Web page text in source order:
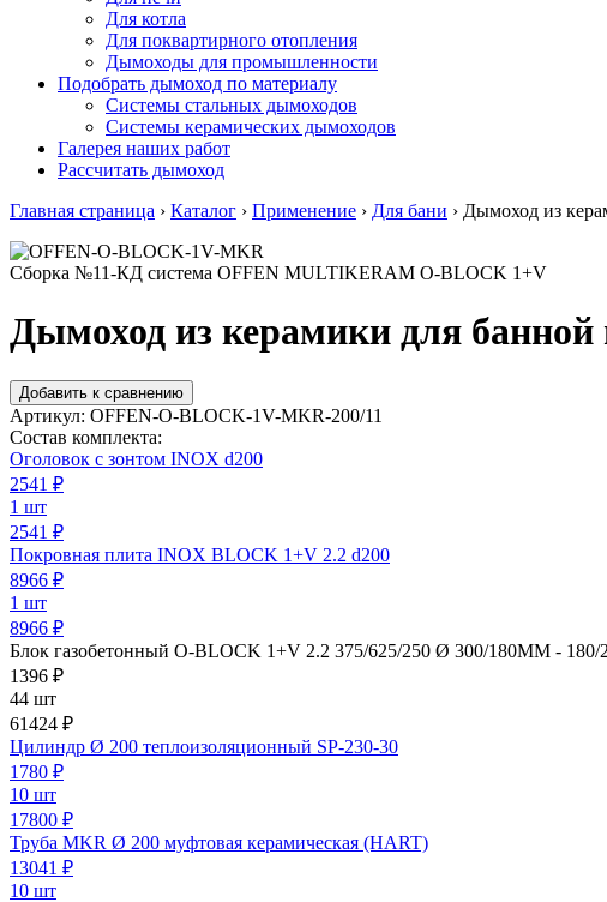
Для котла
Для поквартирного отопления
Дымоходы для промышленности
Подобрать дымоход по материалу
Системы стальных дымоходов
Системы керамических дымоходов
Галерея наших работ
Рассчитать дымоход
Главная страница › Каталог › Применение › Для бани › Дымоход из
Сборка №11-КД система OFFEN MULTIKERAM O-BLOCK 1+V
Дымоход из керамики для
Добавить к сравнению
Артикул: OFFEN-O-BLOCK-1V-MKR-200/11
Состав комплекта:
Оголовок с зонтом INOX d200
2541 ₽
1 шт
2541 ₽
Покровная плита INOX BLOCK 1+V 2.2 d200
8966 ₽
1 шт
8966 ₽
Блок газобетонный O-BLOCK 1+V 2.2 375/625/250 Ø 300/180MM - 180/
1396 ₽
44 шт
61424 ₽
Цилиндр Ø 200 теплоизоляционный SP-230-30
1780 ₽
10 шт
17800 ₽
Труба MKR Ø 200 муфтовая керамическая (HART)
13041 ₽
10 шт